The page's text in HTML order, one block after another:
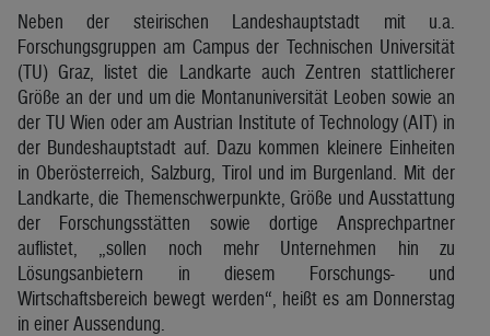
Neben der steirischen Landeshauptstadt mit u.a.
Forschungsgruppen am Campus der Technischen Universität
(TU) Graz, listet die Landkarte auch Zentren stattlicherer
Größe an der und um die Montanuniversität Leoben sowie an
der TU Wien oder am Austrian Institute of Technology (AIT) in
der Bundeshauptstadt auf. Dazu kommen kleinere Einheiten
in Oberösterreich, Salzburg, Tirol und im Burgenland. Mit der
Landkarte, die Themenschwerpunkte, Größe und Ausstattung
der Forschungsstätten sowie dortige Ansprechpartner
auflistet, „sollen noch mehr Unternehmen hin zu
Lösungsanbietern in diesem Forschungs- und
Wirtschaftsbereich bewegt werden“, heißt es am Donnerstag
in einer Aussendung.